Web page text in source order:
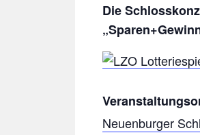
Die
Neuenburger